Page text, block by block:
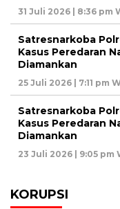
31 Juli 2026 | 8:36 pm
Satresnarkoba
Kasus Peredaran
Diamankan
25 Juli 2026 | 7:11 pm
Satresnarkoba
Kasus Peredaran
Diamankan
23 Juli 2026 | 9:05 pm
KORUPSI